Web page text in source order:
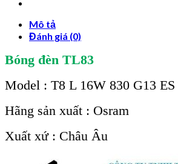
Mô tả
Đánh giá (0)
Bóng đèn TL83
Model : T8 L 16W 830 G13
Hãng sản xuất : Osram
Xuất xứ : Châu Âu